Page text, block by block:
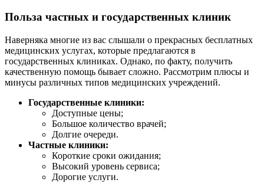
Польза частных и государственных клиник
Наверняка многие из вас слышали о прекрасных бесплатных
медицинских услугах, которые предлагаются в
государственных клиниках. Однако, по факту, получить
качественную помощь бывает сложно. Рассмотрим плюсы и
минусы различных типов медицинских учреждений.
Государственные клиники:
Доступные цены;
Большое количество врачей;
Долгие очереди.
Частные клиники:
Короткие сроки ожидания;
Высокий уровень сервиса;
Дорогие услуги.